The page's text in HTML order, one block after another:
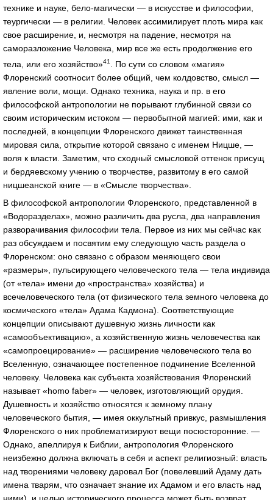
технике и науке, бело-магически — в искусстве и философии,
теургически — в религии. Человек ассимилирует плоть мира как
свое расширение, и, несмотря на падение, несмотря на
саморазложение Человека, мир все же есть продолжение его
тела, или его хозяйство»41
. По сути со словом «магия»
Флоренский соотносит более общий, чем колдовство, смысл —
явление воли, мощи. Однако техника, наука и пр. в его
философской антропологии не порывают глубинной связи со
своим историческим истоком — первобытной магией: ими, как и
последней, в концепции Флоренского движет таинственная
мировая сила, открытие которой связано с именем Ницше, —
воля к власти. Заметим, что сходный смысловой оттенок присущ
и бердяевскому учению о творчестве, развитому в его самой
ницшеанской книге — в «Смысле творчества».
В философской антропологии Флоренского, представленной в
«Водоразделах», можно различить два русла, два направления
разворачивания философии тела. Первое из них мы сейчас как
раз обсуждаем и посвятим ему следующую часть раздела о
Флоренском: оно связано с образом меняющего свои
«размеры», пульсирующего человеческого тела — тела индивида
(от «тела» имени до «пространства» хозяйства) и
всечеловеческого тела (от физического тела земного человека до
космического «тела» Адама Кадмона). Соответствующие
концепции описывают душевную жизнь личности как
«самообъективацию», а хозяйственную жизнь человечества как
«самопроецирование» — расширение человеческого тела во
Вселенную, означающее постепенное подчинение Вселенной
человеку. Человека как субъекта хозяйствования Флоренский
называет «homo faber» — человек, изготовляющий орудия.
Душевность и хозяйство относятся к земному плану
человеческого бытия, — имея оккультный привкус, размышления
Флоренского о них проблематизируют вещи посюсторонние. —
Однако, апеллируя к Библии, антропология Флоренского
неизбежно должна включать в себя и аспект религиозный: власть
над творениями человеку даровал Бог (повелевший Адаму дать
имена тварям, что означает знание их Адамом и его власть над